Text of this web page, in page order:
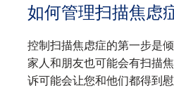
如何管理扫描焦虑
控制扫描焦虑症的第一步是
家人和朋友也可能会有扫描
诉可能会让您和他们都得到